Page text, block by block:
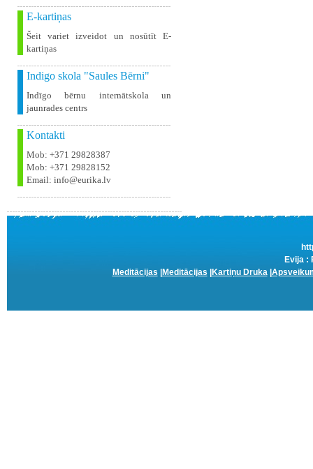
E-kartiņas
Šeit variet izveidot un nosūtīt E-
kartiņas
Indigo skola "Saules Bērni"
Indīgo bērnu internātskola un
jaunrades centrs
Kontakti
Mob: +371 29828387
Mob: +371 29828152
Email: info@eurika.lv
Evija :
Meditācijas
Meditācijas Kartiņu Druka|